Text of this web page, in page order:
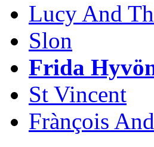
Lucy And
Slon
Frida
St Vincent
Frànçois